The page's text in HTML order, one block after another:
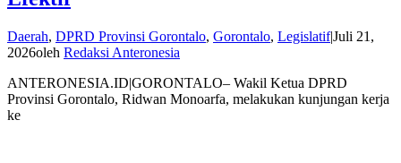
Daerah, DPRD Provinsi Gorontalo, Gorontalo, Legislatif|Juli 21,
2026oleh Redaksi Anteronesia
ANTERONESIA.ID|GORONTALO– Wakil Ketua DPRD
Provinsi Gorontalo, Ridwan Monoarfa, melakukan kunjungan kerja
ke